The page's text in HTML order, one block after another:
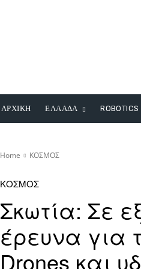
ΑΡΧΙΚΗ ΕΛΛΑΔΑ ROBOTICS
Home ΚΟΣΜΟΣ
ΚΟΣΜΟΣ
Σκωτία: Σε
έρευνα για
Drones και